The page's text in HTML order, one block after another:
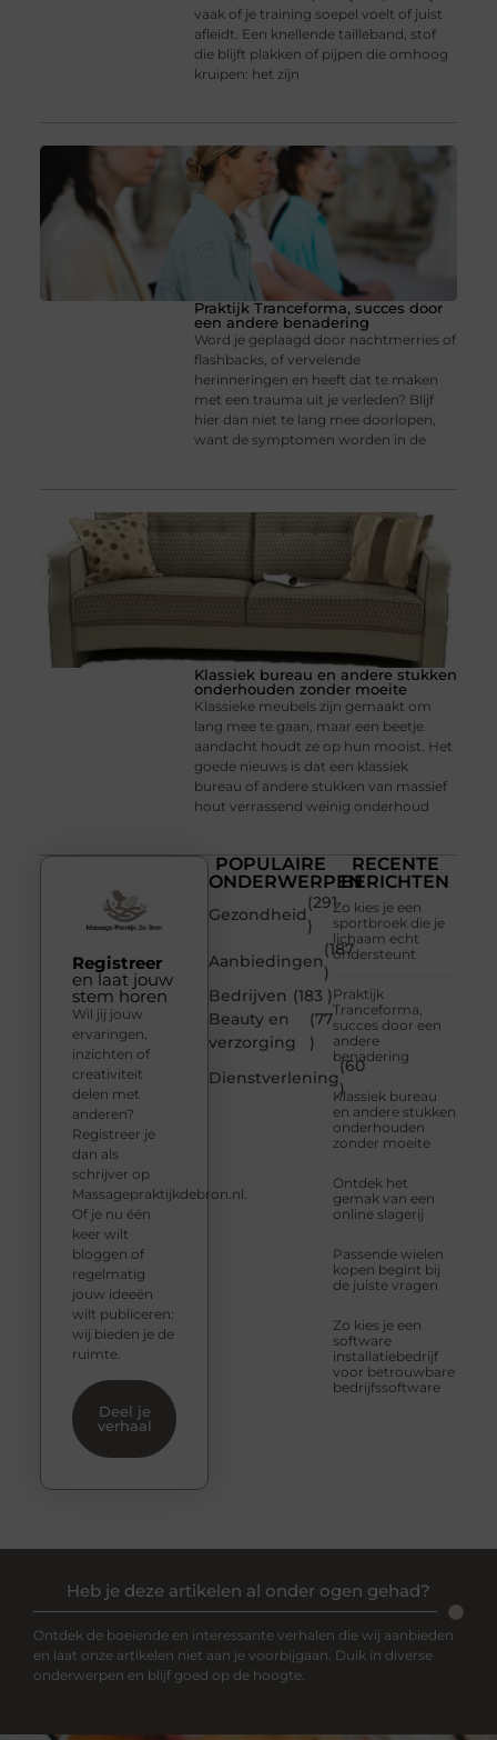
vaak of je training soepel voelt of juist
afleidt. Een knellende tailleband, stof
die blijft plakken of pijpen die omhoog
kruipen: het zijn
Praktijk Tranceforma, succes door
een andere benadering
Word je geplaagd door nachtmerries of
flashbacks, of vervelende
herinneringen en heeft dat te maken
met een trauma uit je verleden? Blijf
hier dan niet te lang mee doorlopen,
want de symptomen worden in de
Klassiek bureau en andere stukken
onderhouden zonder moeite
Klassieke meubels zijn gemaakt om
lang mee te gaan, maar een beetje
aandacht houdt ze op hun mooist. Het
goede nieuws is dat een klassiek
bureau of andere stukken van massief
hout verrassend weinig onderhoud
POPULAIRE
ONDERWERPEN
Gezondheid
(291
)
Aanbiedingen
(187
)
Bedrijven (183 )
Beauty en
verzorging
(77
)
Dienstverlening
(60
)
RECENTE
BERICHTEN
Zo kies je een
sportbroek die je
lichaam echt
ondersteunt
Praktijk
Tranceforma,
succes door een
andere
benadering
Klassiek bureau
en andere stukken
onderhouden
zonder moeite
Ontdek het
gemak van een
online slagerij
Passende wielen
kopen begint bij
de juiste vragen
Zo kies je een
software
installatiebedrijf
voor betrouwbare
bedrijfssoftware
Registreer
en laat jouw
stem horen
Wil jij jouw
ervaringen,
inzichten of
creativiteit
delen met
anderen?
Registreer je
dan als
schrijver op
Massagepraktijkdebron.nl.
Of je nu één
keer wilt
bloggen of
regelmatig
jouw ideeën
wilt publiceren:
wij bieden je de
ruimte.
Deel je
verhaal
Heb je deze artikelen al onder ogen gehad?
Ontdek de boeiende en interessante verhalen die wij aanbieden
en laat onze artikelen niet aan je voorbijgaan. Duik in diverse
onderwerpen en blijf goed op de hoogte.